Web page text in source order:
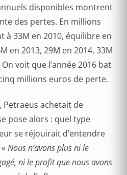
disponibles montrent
des pertes. En millions
à 33M en 2010, équilibre en
en 2013, 29M en 2014, 33M
voit que l’année 2016 bat
millions euros de perte.
Petraeus achetait de
pose alors : quel type
se réjouirait d’entendre
Nous n’avons plus ni le
ni le profit que nous avons